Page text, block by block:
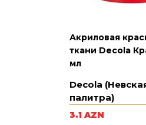
Акриловая
ткани Decola
мл
Decola
палитра)
3.1 AZN